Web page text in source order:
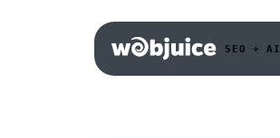
SEO + AI